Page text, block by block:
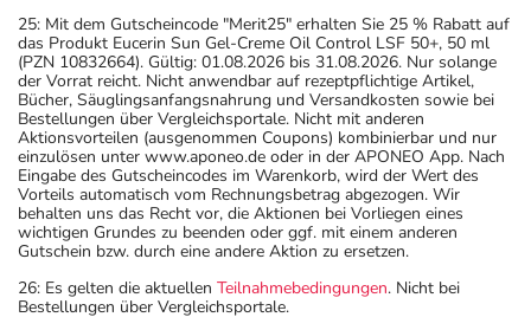
25: Mit dem Gutscheincode "Merit25" erhalten Sie 25 % Rabatt auf
das Produkt Eucerin Sun Gel-Creme Oil Control LSF 50+, 50 ml
(PZN 10832664). Gültig: 01.08.2026 bis 31.08.2026. Nur solange
der Vorrat reicht. Nicht anwendbar auf rezeptpflichtige Artikel,
Bücher, Säuglingsanfangsnahrung und Versandkosten sowie bei
Bestellungen über Vergleichsportale. Nicht mit anderen
Aktionsvorteilen (ausgenommen Coupons) kombinierbar und nur
einzulösen unter www.aponeo.de oder in der APONEO App. Nach
Eingabe des Gutscheincodes im Warenkorb, wird der Wert des
Vorteils automatisch vom Rechnungsbetrag abgezogen. Wir
behalten uns das Recht vor, die Aktionen bei Vorliegen eines
wichtigen Grundes zu beenden oder ggf. mit einem anderen
Gutschein bzw. durch eine andere Aktion zu ersetzen.
26: Es gelten die aktuellen Teilnahmebedingungen. Nicht bei
Bestellungen über Vergleichsportale.